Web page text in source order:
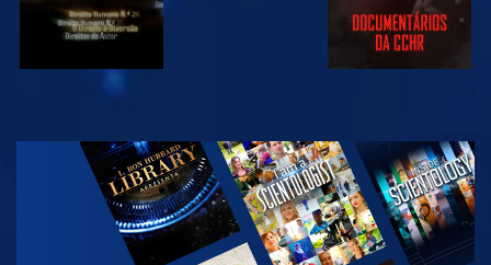
VER
EXPLORAR A
SÉRIE